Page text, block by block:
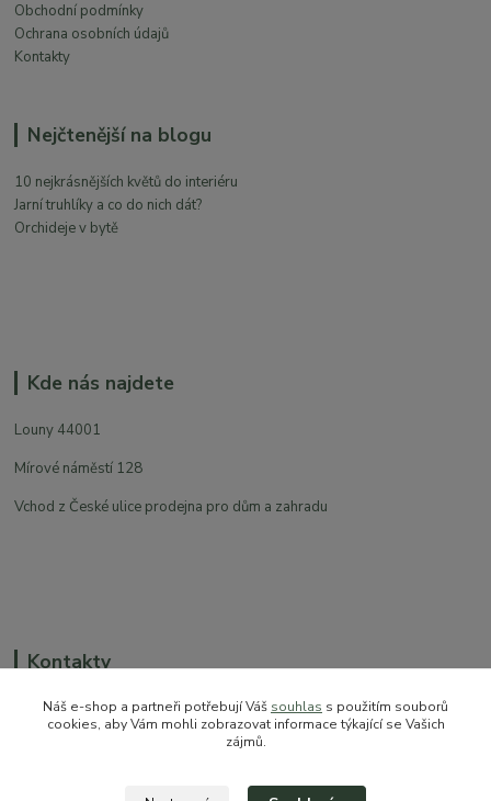
Obchodní podmínky
Ochrana osobních údajů
Kontakty
Nejčtenější na blogu
10 nejkrásnějších květů do interiéru
Jarní truhlíky a co do nich dát?
Orchideje v bytě
Kde nás najdete
Louny 44001
Mírové náměstí 128
Vchod z České ulice prodejna pro dům a zahradu
Kontakty
sales@prokytky.cz
Náš e-shop a partneři potřebují Váš souhlas s použitím souborů
cookies, aby Vám mohli zobrazovat informace týkající se Vašich
zájmů.